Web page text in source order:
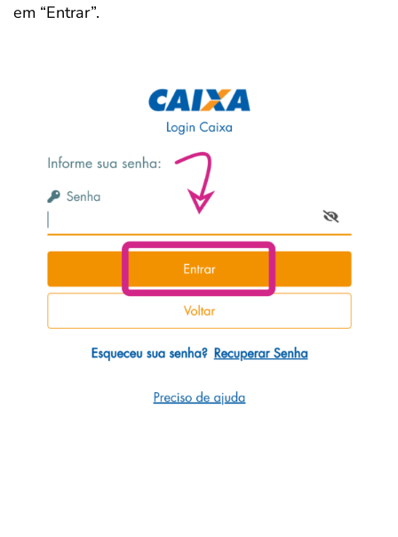
em “Entrar”.